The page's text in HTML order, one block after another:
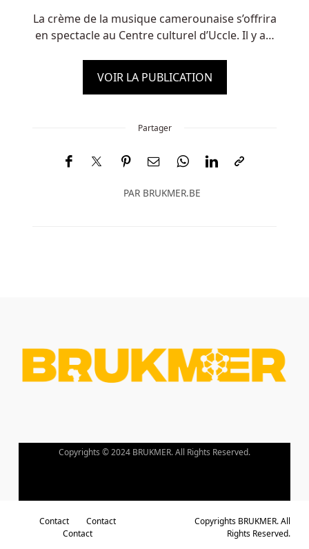
La crème de la musique camerounaise s’offrira
en spectacle au Centre culturel d’Uccle. Il y a…
VOIR LA PUBLICATION
Partager
PAR BRUKMER.BE
Copyrights © 2024 BRUKMER. All Rights Reserved.
Contact
Contact
Contact
Copyrights BRUKMER. All
Rights Reserved.